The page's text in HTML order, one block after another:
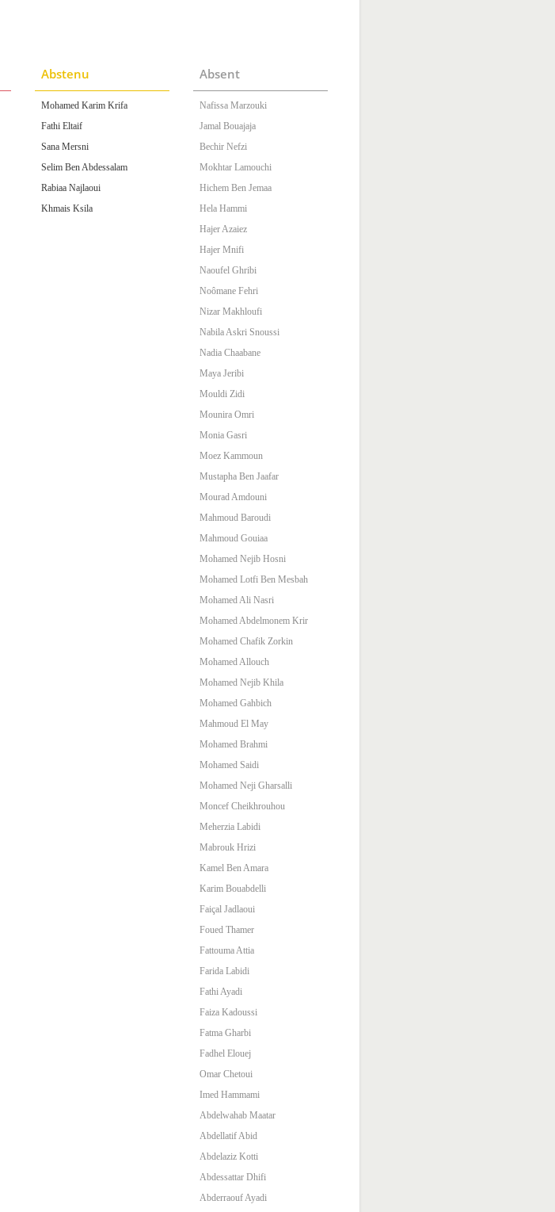
Abstenu
Mohamed Karim Krifa
Fathi Eltaif
Sana Mersni
Selim Ben Abdessalam
Rabiaa Najlaoui
Khmais Ksila
Absent
Nafissa Marzouki
Jamal Bouajaja
Bechir Nefzi
Mokhtar Lamouchi
Hichem Ben Jemaa
Hela Hammi
Hajer Azaiez
Hajer Mnifi
Naoufel Ghribi
Noômane Fehri
Nizar Makhloufi
Nabila Askri Snoussi
Nadia Chaabane
Maya Jeribi
Mouldi Zidi
Mounira Omri
Monia Gasri
Moez Kammoun
Mustapha Ben Jaafar
Mourad Amdouni
Mahmoud Baroudi
Mahmoud Gouiaa
Mohamed Nejib Hosni
Mohamed Lotfi Ben Mesbah
Mohamed Ali Nasri
Mohamed Abdelmonem Krir
Mohamed Chafik Zorkin
Mohamed Allouch
Mohamed Nejib Khila
Mohamed Gahbich
Mahmoud El May
Mohamed Brahmi
Mohamed Saidi
Mohamed Neji Gharsalli
Moncef Cheikhrouhou
Meherzia Labidi
Mabrouk Hrizi
Kamel Ben Amara
Karim Bouabdelli
Faiçal Jadlaoui
Foued Thamer
Fattouma Attia
Farida Labidi
Fathi Ayadi
Faiza Kadoussi
Fatma Gharbi
Fadhel Elouej
Omar Chetoui
Imed Hammami
Abdelwahab Maatar
Abdellatif Abid
Abdelaziz Kotti
Abdessattar Dhifi
Abderraouf Ayadi